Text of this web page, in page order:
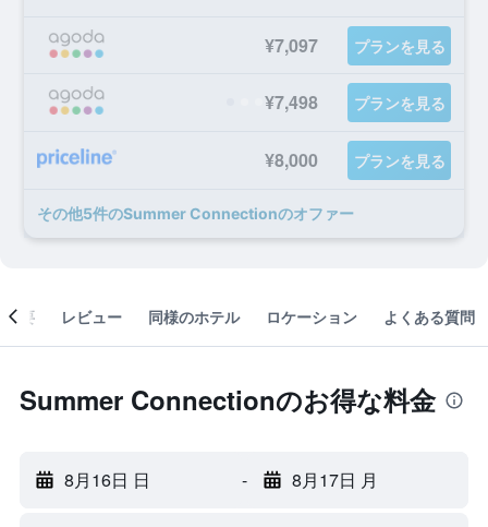
¥7,097 プランを見る
¥7,498 プランを見る
¥8,000 プランを見る
​その他5​件のSummer Connectionのオファー
概要 レビュー 同様のホテル ロケーション よくある質問
Summer Connectionのお得な料金
8月16日 日 - 8月17日 月